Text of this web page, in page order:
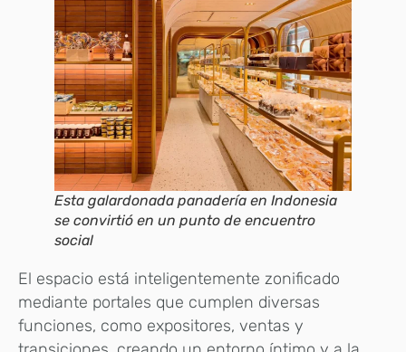
Esta galardonada panadería en Indonesia
se convirtió en un punto de encuentro
social
El espacio está inteligentemente zonificado
mediante portales que cumplen diversas
funciones, como expositores, ventas y